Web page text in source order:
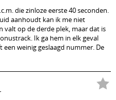
die zinloze eerste 40 seconden.
aanhoudt kan ik me niet
valt op de derde plek, maar dat is
Ik ga hem in elk geval
weinig geslaagd nummer. De